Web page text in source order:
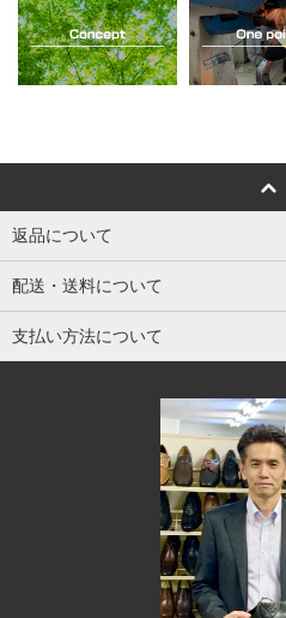
返品について
配送・送料について
支払い方法について